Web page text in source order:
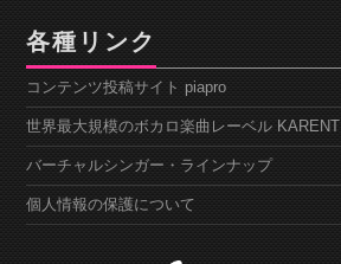
各種リンク
コンテンツ投稿サイト piapro
世界最大規模のボカロ楽曲レーベル KARENT
バーチャルシンガー・ラインナップ
個人情報の保護について